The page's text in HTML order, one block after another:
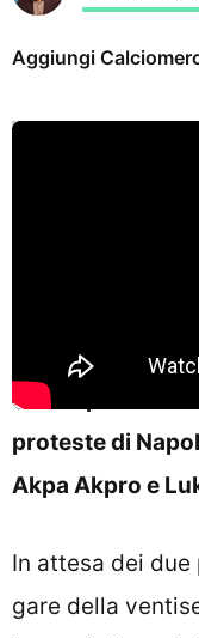
Aggiungi
Tanti episodi
proteste di
Akpa Akpro e
In attesa dei
gare della